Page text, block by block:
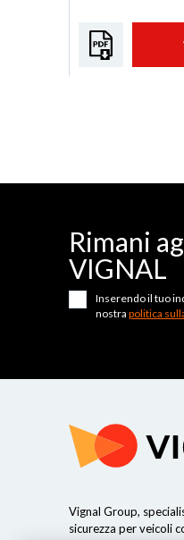
Rimani
VIGNAL
Inserendo il tuo
nostra politica
Vignal Group,
sicurezza per veicoli
Continua senza consenso